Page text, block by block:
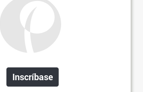
Inscríbase